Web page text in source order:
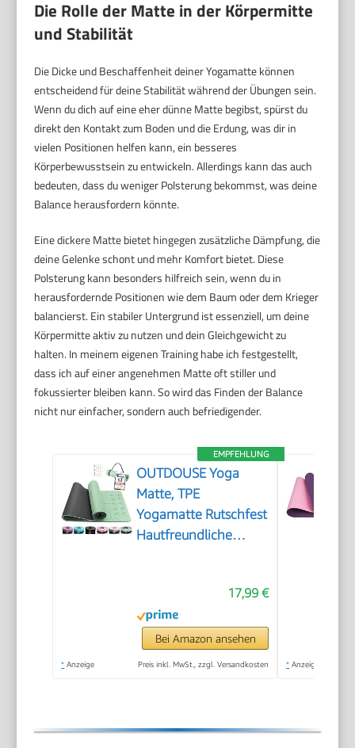
Die Rolle der Matte in der Körpermitte
und Stabilität
Die Dicke und Beschaffenheit deiner Yogamatte können
entscheidend für deine Stabilität während der Übungen sein.
Wenn du dich auf eine eher dünne Matte begibst, spürst du
direkt den Kontakt zum Boden und die Erdung, was dir in
vielen Positionen helfen kann, ein besseres
Körperbewusstsein zu entwickeln. Allerdings kann das auch
bedeuten, dass du weniger Polsterung bekommst, was deine
Balance herausfordern könnte.
Eine dickere Matte bietet hingegen zusätzliche Dämpfung, die
deine Gelenke schont und mehr Komfort bietet. Diese
Polsterung kann besonders hilfreich sein, wenn du in
herausfordernde Positionen wie dem Baum oder dem Krieger
balancierst. Ein stabiler Untergrund ist essenziell, um deine
Körpermitte aktiv zu nutzen und dein Gleichgewicht zu
halten. In meinem eigenen Training habe ich festgestellt,
dass ich auf einer angenehmen Matte oft stiller und
fokussierter bleiben kann. So wird das Finden der Balance
nicht nur einfacher, sondern auch befriedigender.
EMPFEHLUNG
OUTDOUSE Yoga
Matte, TPE
Yogamatte Rutschfest
Hautfreundliche
Sportmatte Dicke
6mm, Fitnessmatte
Turnmatte Pilates
Matte mit Tragegurt
17,99 €
Bei Amazon ansehen
* Anzeige Preis inkl. MwSt., zzgl. Versandkosten * Anzeige